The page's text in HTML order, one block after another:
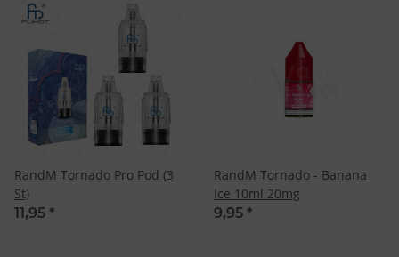
RandM Tornado Pro Pod (3
St)
11,95 *
RandM Tornado - Banana
Ice 10ml 20mg
9,95 *